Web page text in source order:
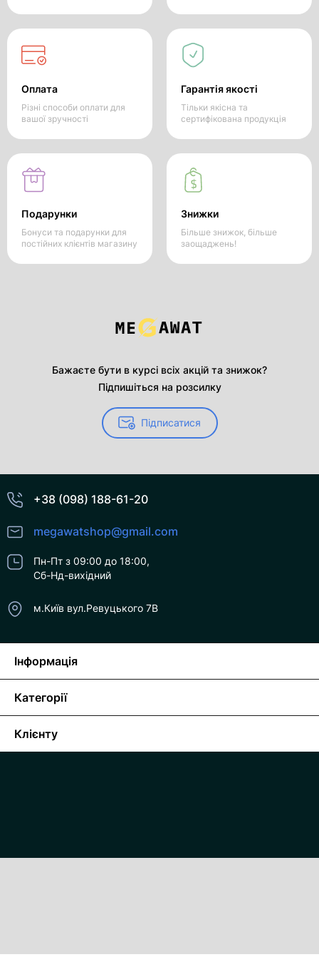
Оплата
Різні способи оплати для
вашої зручності
Гарантія якості
Тільки якісна та
сертифікована продукція
Подарунки
Бонуси та подарунки для
постійних клієнтів магазину
Знижки
Більше знижок, більше
заощаджень!
Бажаєте бути в курсі всіх акцій та знижок?
Підпишіться на розсилку
Підписатися
+38 (098) 188-61-20
megawatshop@gmail.com
Пн-Пт з 09:00 до 18:00,
Сб-Нд-вихідний
м.Київ вул.Ревуцького 7В
Інформація
Категорії
Клієнту